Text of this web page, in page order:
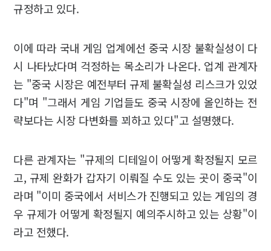
규정하고 있다.
이에 따라 국내 게임 업계에선 중국 시장 불확실성이 다
시 나타났다며 걱정하는 목소리가 나온다. 업계 관계자
는 "중국 시장은 예전부터 규제 불확실성 리스크가 있었
다"며 "그래서 게임 기업들도 중국 시장에 올인하는 전
략보다는 시장 다변화를 꾀하고 있다"고 설명했다.
다른 관계자는 "규제의 디테일이 어떻게 확정될지 모르
고, 규제 완화가 갑자기 이뤄질 수도 있는 곳이 중국"이
라며 "이미 중국에서 서비스가 진행되고 있는 게임의 경
우 규제가 어떻게 확정될지 예의주시하고 있는 상황"이
라고 전했다.